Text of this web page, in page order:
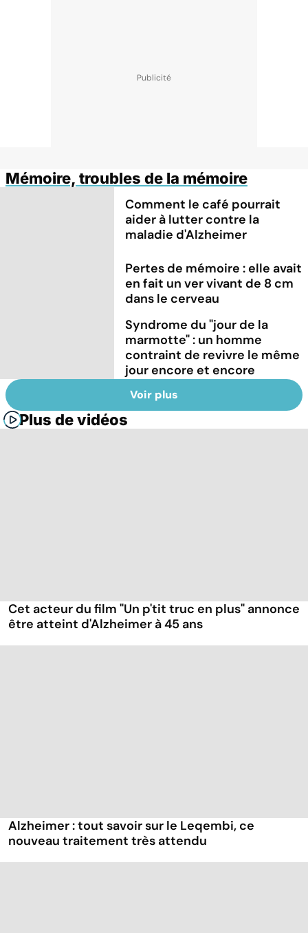
Mémoire, troubles de la mémoire
Comment le café pourrait
aider à lutter contre la
maladie d'Alzheimer
Pertes de mémoire : elle avait
en fait un ver vivant de 8 cm
dans le cerveau
Syndrome du "jour de la
marmotte" : un homme
contraint de revivre le même
jour encore et encore
Voir plus
Plus de vidéos
Cet acteur du film "Un p'tit truc en plus" annonce
être atteint d'Alzheimer à 45 ans
Alzheimer : tout savoir sur le Leqembi, ce
nouveau traitement très attendu